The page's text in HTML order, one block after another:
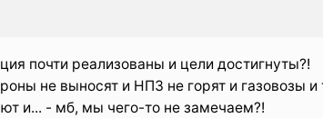
почти реализованы и цели достигнуты?!
не выносят и НПЗ не горят и газовозы
и... - мб, мы чего-то не замечаем?!